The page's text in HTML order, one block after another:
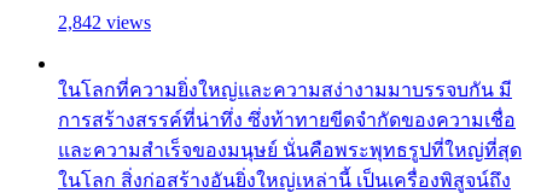
2,842 views
ในโลกที่ความยิ่งใหญ่และความสง่างามมาบรรจบกัน มี
การสร้างสรรค์ที่น่าทึ่ง ซึ่งท้าทายขีดจำกัดของความเชื่อ
และความสำเร็จของมนุษย์ นั่นคือพระพุทธรูปที่ใหญ่ที่สุด
ในโลก สิ่งก่อสร้างอันยิ่งใหญ่เหล่านี้ เป็นเครื่องพิสูจน์ถึง